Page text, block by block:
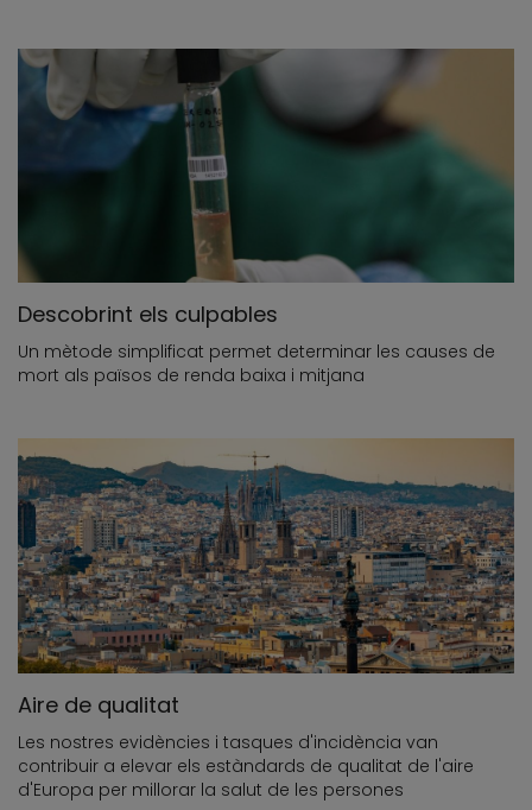
Descobrint els culpables
Un mètode simplificat permet determinar les causes de
mort als països de renda baixa i mitjana
Aire de qualitat
Les nostres evidències i tasques d'incidència van
contribuir a elevar els estàndards de qualitat de l'aire
d'Europa per millorar la salut de les persones